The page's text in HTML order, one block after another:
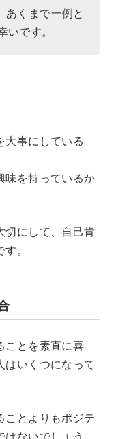
くまで一例と
です。
大事にしている
味を持っているか
切にして、自己肯
。
ことを素直に喜
はいくつになって
ことよりもポジテ